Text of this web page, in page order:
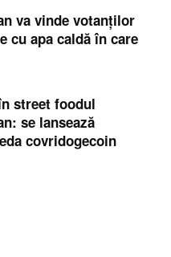
va vinde votanților
cu apa caldă în care
street foodul
se lansează
covridogecoin